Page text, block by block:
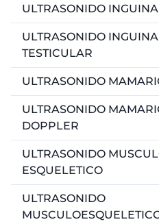
ULTRASONIDO
ULTRASONIDO
TESTICULAR
ULTRASONIDO
ULTRASONIDO
DOPPLER
ULTRASONIDO
ESQUELETICO
ULTRASONIDO